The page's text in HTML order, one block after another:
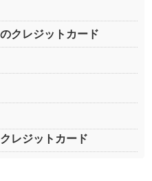
クレジットカード
レジットカード